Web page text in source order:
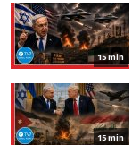
15 min
15 min